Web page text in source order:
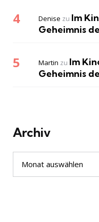
Denise zu Im
Geheimnis
Martin zu Im
Geheimnis
Archiv
Archiv